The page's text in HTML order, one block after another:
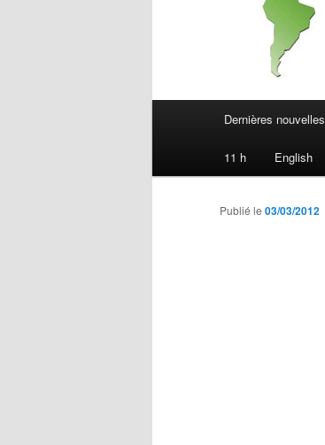
Dernières nouvelles
11 h English
Publié le 03/03/2012